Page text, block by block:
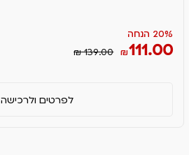
20% הנחה
₪111.00
₪ 139.00
לפרטים ולרכישה